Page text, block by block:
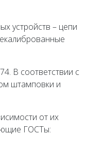
устройств – цепи
В соответствии с
штамповки и
от их
ГОСТы: